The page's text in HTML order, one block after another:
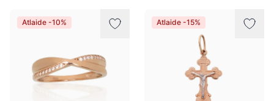
Atlaide -10% Atlaide -15%